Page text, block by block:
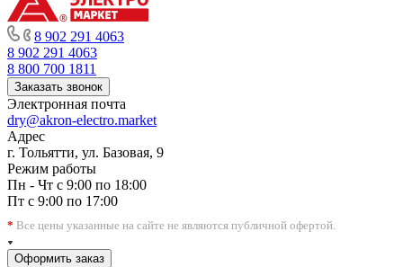
8 902 291 4063
8 902 291 4063
8 800 700 1811
Заказать звонок
Электронная почта
dry@akron-electro.market
Адрес
г. Тольятти, ул. Базовая, 9
Режим работы
Пн - Чт с 9:00 по 18:00
Пт с 9:00 по 17:00
* Все цены указанные на сайте не являются публичной офертой.
Оформить заказ